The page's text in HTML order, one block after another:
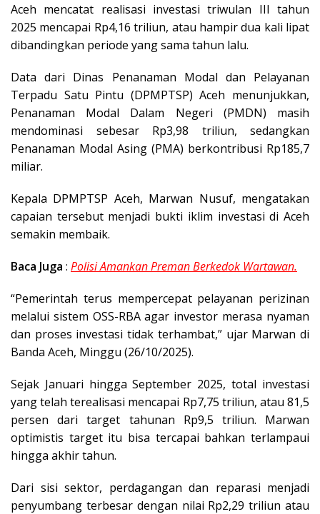
Aceh mencatat realisasi investasi triwulan III tahun
2025 mencapai Rp4,16 triliun, atau hampir dua kali lipat
dibandingkan periode yang sama tahun lalu.
Data dari Dinas Penanaman Modal dan Pelayanan
Terpadu Satu Pintu (DPMPTSP) Aceh menunjukkan,
Penanaman Modal Dalam Negeri (PMDN) masih
mendominasi sebesar Rp3,98 triliun, sedangkan
Penanaman Modal Asing (PMA) berkontribusi Rp185,7
miliar.
Kepala DPMPTSP Aceh, Marwan Nusuf, mengatakan
capaian tersebut menjadi bukti iklim investasi di Aceh
semakin membaik.
Baca Juga : Polisi Amankan Preman Berkedok Wartawan.
“Pemerintah terus mempercepat pelayanan perizinan
melalui sistem OSS-RBA agar investor merasa nyaman
dan proses investasi tidak terhambat,” ujar Marwan di
Banda Aceh, Minggu (26/10/2025).
Sejak Januari hingga September 2025, total investasi
yang telah terealisasi mencapai Rp7,75 triliun, atau 81,5
persen dari target tahunan Rp9,5 triliun. Marwan
optimistis target itu bisa tercapai bahkan terlampaui
hingga akhir tahun.
Dari sisi sektor, perdagangan dan reparasi menjadi
penyumbang terbesar dengan nilai Rp2,29 triliun atau